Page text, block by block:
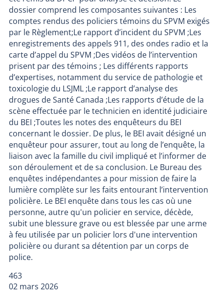
dossier comprend les composantes suivantes : Les
comptes rendus des policiers témoins du SPVM exigés
par le Règlement;Le rapport d’incident du SPVM ;Les
enregistrements des appels 911, des ondes radio et la
carte d’appel du SPVM ;Des vidéos de l’intervention
prisent par des témoins ; Les différents rapports
d’expertises, notamment du service de pathologie et
toxicologie du LSJML ;Le rapport d’analyse des
drogues de Santé Canada ;Les rapports d’étude de la
scène effectuée par le technicien en identité judiciaire
du BEI ;Toutes les notes des enquêteurs du BEI
concernant le dossier. De plus, le BEI avait désigné un
enquêteur pour assurer, tout au long de l’enquête, la
liaison avec la famille du civil impliqué et l’informer de
son déroulement et de sa conclusion. Le Bureau des
enquêtes indépendantes a pour mission de faire la
lumière complète sur les faits entourant l’intervention
policière. Le BEI enquête dans tous les cas où une
personne, autre qu'un policier en service, décède,
subit une blessure grave ou est blessée par une arme
à feu utilisée par un policier lors d'une intervention
policière ou durant sa détention par un corps de
police.
463
02 mars 2026